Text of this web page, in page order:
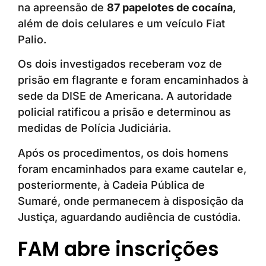
na apreensão de 87 papelotes de cocaína,
além de dois celulares e um veículo Fiat
Palio.
Os dois investigados receberam voz de
prisão em flagrante e foram encaminhados à
sede da DISE de Americana. A autoridade
policial ratificou a prisão e determinou as
medidas de Polícia Judiciária.
Após os procedimentos, os dois homens
foram encaminhados para exame cautelar e,
posteriormente, à Cadeia Pública de
Sumaré, onde permanecem à disposição da
Justiça, aguardando audiência de custódia.
FAM abre inscrições